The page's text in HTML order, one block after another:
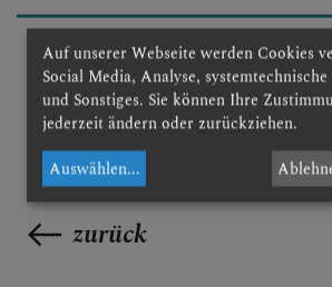
PFARRLICHE
DOM AKTUELL
zurück
Auf unserer Webseite werden Cookies
Social Media, Analyse,
und Sonstiges. Sie können Ihre
jederzeit ändern oder zurückziehen.
Auswählen...